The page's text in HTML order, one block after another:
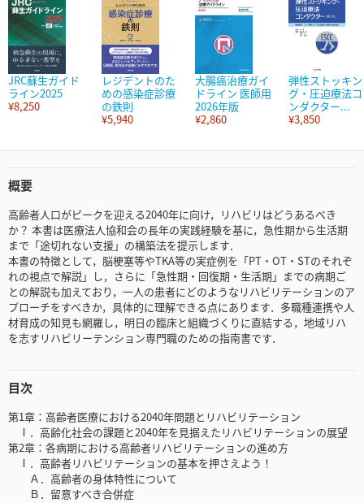
JRC蘇生ガイド
ライン2025
¥8,250
レジデントのた
めの感染症診療
の鉄則
¥5,940
大腸癌治療ガイ
ドライン 医師用
2026年版
¥2,860
弾性ストッキン
グ・圧迫療法コ
ンダクター...
¥3,850
概要
高齢者人口がピークを迎える2040年に向け，リハビリはどうあるべき
か？ 本書は医療法人協和会の長年の実践経験を基に，急性期から生活期
まで「途切れない支援」の構築法を提示します．
本書の特徴として，脳梗塞等やTKA等の実症例を「PT・OT・STのそれぞ
れの視点で解説」し，さらに「急性期・回復期・生活期」までの病期ご
との解説も加えており，一人の患者にどのようなリハビリテーションのア
プローチをすべきか，具体的に理解できる点にあります．多職種連携や人
材育成の知見も網羅し，明日の臨床と組織づくりに直結する，地域リハ
を志すリハビリーテンション専門職のための指南書です．
目次
第1章：高齢者医療における2040年問題とリハビリテーション
Ⅰ．高齢化社会の課題と2040年を見据えたリハビリテーションの展望
第2章：各病期における高齢者リハビリテーションの進め方
Ⅰ．高齢者リハビリテーションの基本を押さえよう！
Ａ．高齢者の身体特性について
Ｂ．留意すべき合併症